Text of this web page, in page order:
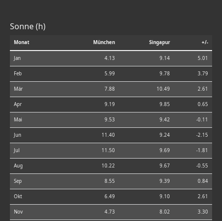
Sonne (h)
Monat München Singapur +/-
Jan 4.13 9.14 5.01
Feb 5.99 9.78 3.79
Mär 7.88 10.49 2.61
Apr 9.19 9.85 0.65
Mai 9.53 9.42 -0.11
Jun 11.40 9.24 -2.15
Jul 11.50 9.69 -1.81
Aug 10.22 9.67 -0.55
Sep 8.55 9.39 0.84
Okt 6.49 9.10 2.61
Nov 4.73 8.02 3.30